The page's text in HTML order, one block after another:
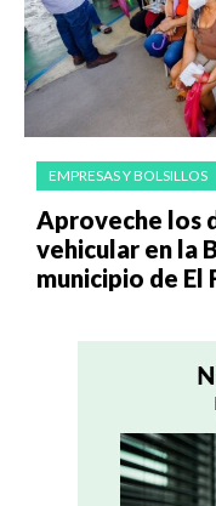
EMPRESAS Y BOLSILLOS
Aproveche los
vehicular en la
municipio de El